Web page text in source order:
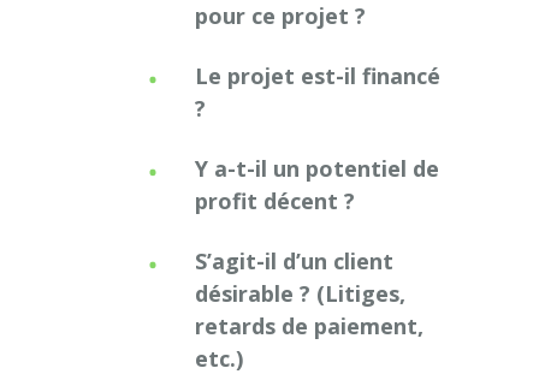
pour ce projet ?
Le projet est-il financé
?
Y a-t-il un potentiel de
profit décent ?
S’agit-il d’un client
désirable ? (Litiges,
retards de paiement,
etc.)